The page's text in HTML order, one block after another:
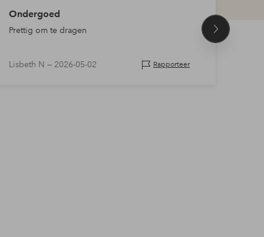
Ondergoed
Prettig om te dragen
Lisbeth N —2026-05-02 Rapporteer
Volgend